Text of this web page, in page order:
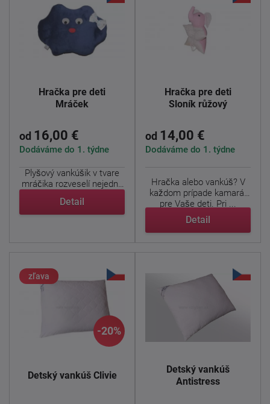
Hračka pre deti
Mráček
od 16,00 €
Dodáváme do 1. týdne
Plyšový vankúšik v tvare
mráčika rozveselí nejednu
Detail
Hračka pre deti
Sloník růžový
od 14,00 €
Dodáváme do 1. týdne
Hračka alebo vankúš? V
každom prípade kamarát
pre Vaše deti. Pri ...
Detail
zľava
-20%
Detský vankúš Clivie
Detský vankúš
Antistress